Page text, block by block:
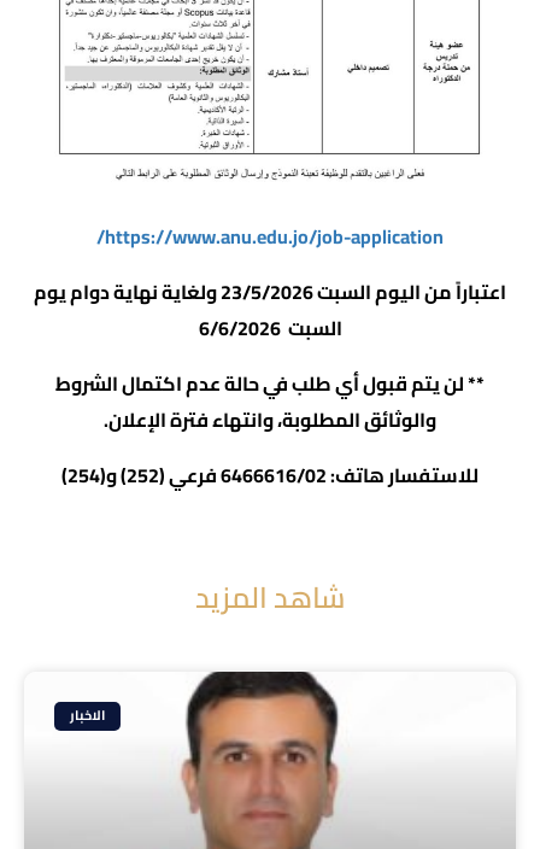
https://www.anu.edu.jo/job-application/
اعتباراً من اليوم السبت 23/5/2026 ولغاية نهاية دوام يوم
السبت 6/6/2026
** لن يتم قبول أي طلب في حالة عدم اكتمال الشروط
والوثائق المطلوبة، وانتهاء فترة الإعلان.
للاستفسار هاتف: 6466616/02 فرعي (252) و(254)
شاهد المزيد
الاخبار